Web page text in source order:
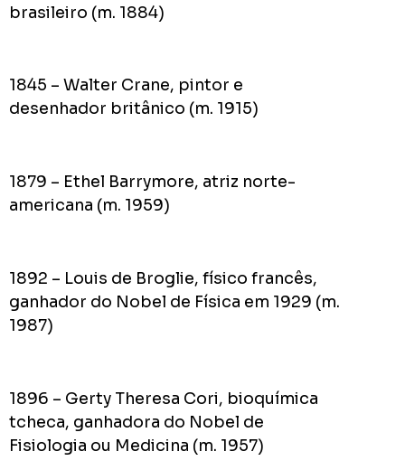
brasileiro (m. 1884)
1845 – Walter Crane, pintor e
desenhador britânico (m. 1915)
1879 – Ethel Barrymore, atriz norte-
americana (m. 1959)
1892 – Louis de Broglie, físico francês,
ganhador do Nobel de Física em 1929 (m.
1987)
1896 – Gerty Theresa Cori, bioquímica
tcheca, ganhadora do Nobel de
Fisiologia ou Medicina (m. 1957)